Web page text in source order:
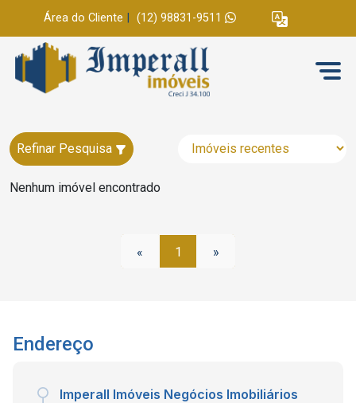
Área do Cliente (12) 98831-9511
Refinar Pesquisa
Nenhum imóvel encontrado
« 1 »
Endereço
Imperall Imóveis Negócios Imobiliários